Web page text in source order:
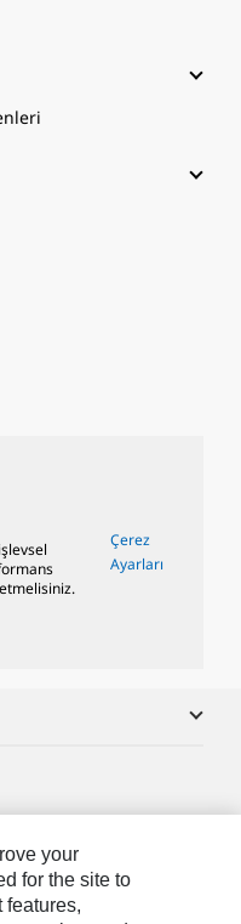
Çerez
Ayarları
your
for the site to
features,